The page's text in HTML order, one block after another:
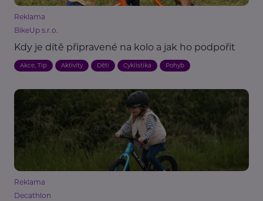
Reklama
BikeUp s.r.o.
Kdy je dítě připravené na kolo a jak ho podpořit
Akce, Tip Aktivity Děti Cyklistika Pohyb
Reklama
Decathlon